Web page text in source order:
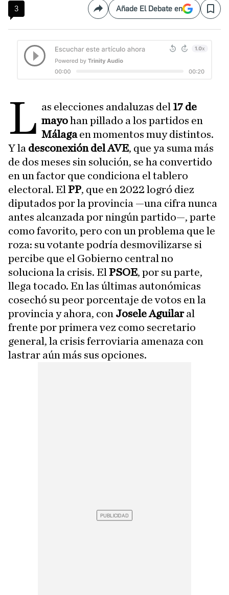
3 CompartirAñade El Debate en Save
L as elecciones andaluzas del 17 de
mayohan pillado a los partidos en
Málagaen momentos muy distintos.
Y la desconexión del AVE, que ya suma más
de dos meses sin solución, se ha convertido
en un factor que condiciona el tablero
electoral. El PP, que en 2022 logró diez
diputados por la provincia —una cifra nunca
antes alcanzada por ningún partido—, parte
como favorito, pero con un problema que le
roza: su votante podría desmovilizarse si
percibe que el Gobierno central no
soluciona la crisis. El PSOE, por su parte,
llega tocado. En las últimas autonómicas
cosechó su peor porcentaje de votos en la
provincia y ahora, con Josele Aguilaral
frente por primera vez como secretario
general, la crisis ferroviaria amenaza con
lastrar aún más sus opciones.